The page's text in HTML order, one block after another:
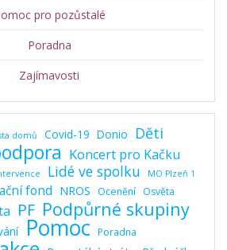
pro pozůstalé
Poradna
Zajímavosti
domů Covid-19 Donio Děti
Koncert pro Kačku
Lidé ve spolku
MO Plzeň 1
fond NROS Ocenění Osvěta
PF Podpůrné skupiny
Pomoc Poradna